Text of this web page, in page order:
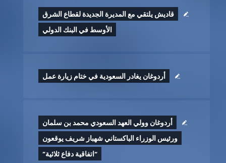
قاديش يلتقي مع المديرة الجديدة لقطاع الشرق
الأوسط في البنك الدولي
أردوغان يغادر السعودية في ختام زيارة عمل
أردوغان وولي العهد السعودي محمد بن سلمان
ورئيس الوزراء الباكستاني شهباز شريف يوقعون
“اتفاقية دفاع ثلاثية”